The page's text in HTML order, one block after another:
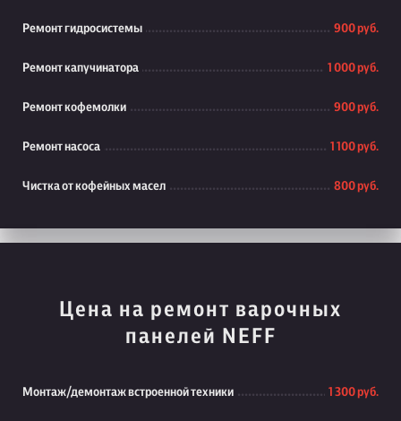
Ремонт гидросистемы 900 руб.
Ремонт капучинатора 1 000 руб.
Ремонт кофемолки 900 руб.
Ремонт насоса 1 100 руб.
Чистка от кофейных масел 800 руб.
Цена на ремонт варочных
панелей NEFF
Монтаж/демонтаж встроенной техники 1 300 руб.